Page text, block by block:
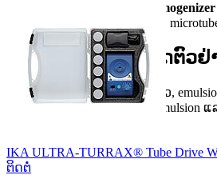
ultrasonic homogenizer
ເກີດກັບການບົດແຕກຕົວຢ່າງໃນ
ການເລືອກຕາມຊະນິດຕົວ
ຫາກທ່ານເຮັດວຽກກັບຂອງແຫຼວ,
ວຽກທີ່ເນັ້ນການລະອຽດຂອງ emulsion ແ
IKA ULTRA-TURRAX® Tube Drive
ຕິດຕໍ່